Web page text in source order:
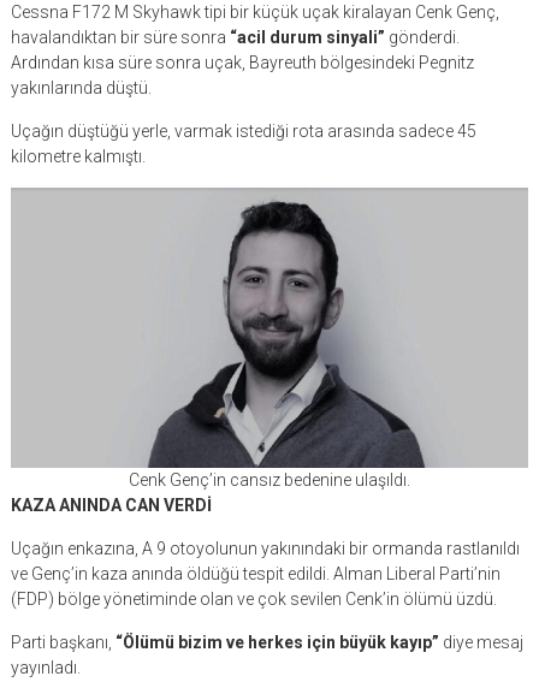
Cessna F172 M Skyhawk tipi bir küçük uçak kiralayan Cenk Genç,
havalandıktan bir süre sonra “acil durum sinyali” gönderdi.
Ardından kısa süre sonra uçak, Bayreuth bölgesindeki Pegnitz
yakınlarında düştü.
Uçağın düştüğü yerle, varmak istediği rota arasında sadece 45
kilometre kalmıştı.
Cenk Genç’in cansız bedenine ulaşıldı.
KAZA ANINDA CAN VERDİ
Uçağın enkazına, A 9 otoyolunun yakınındaki bir ormanda rastlanıldı
ve Genç’in kaza anında öldüğü tespit edildi. Alman Liberal Parti’nin
(FDP) bölge yönetiminde olan ve çok sevilen Cenk’in ölümü üzdü.
Parti başkanı, “Ölümü bizim ve herkes için büyük kayıp” diye mesaj
yayınladı.